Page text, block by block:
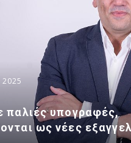
2025
παλιές υπογραφές,
ως νέες